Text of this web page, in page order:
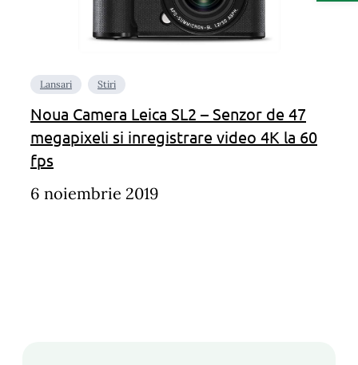
Lansari Stiri
Noua Camera Leica SL2 – Senzor de 47
megapixeli si inregistrare video 4K la 60
fps
6 noiembrie 2019